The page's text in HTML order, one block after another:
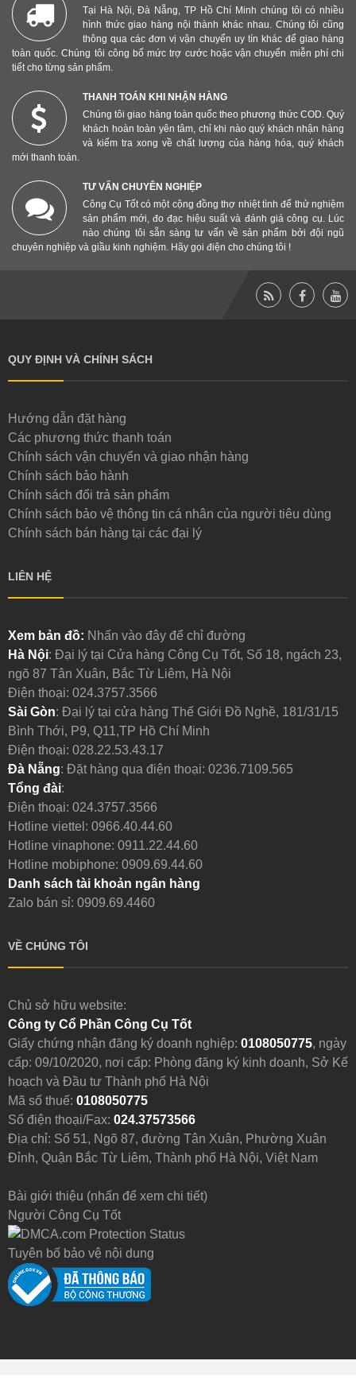
Tại Hà Nội, Đà Nẵng, TP Hồ Chí Minh chúng tôi có nhiều
hình thức giao hàng nội thành khác nhau. Chúng tôi cũng
thông qua các đơn vị vận chuyển uy tín khác để giao hàng
toàn quốc. Chúng tôi công bố mức trợ cước hoặc vận chuyển miễn phí chi
tiết cho từng sản phẩm.
THANH TOÁN KHI NHẬN HÀNG
Chúng tôi giao hàng toàn quốc theo phương thức COD. Quý
khách hoàn toàn yên tâm, chỉ khi nào quý khách nhận hàng
và kiểm tra xong về chất lượng của hàng hóa, quý khách
mới thanh toán.
TƯ VẤN CHUYÊN NGHIỆP
Công Cụ Tốt có một cộng đồng thợ nhiệt tình để thử nghiệm
sản phẩm mới, đo đạc hiệu suất và đánh giá công cụ. Lúc
nào chúng tôi sẵn sàng tư vấn về sản phẩm bởi đội ngũ
chuyên nghiệp và giầu kinh nghiệm. Hãy gọi điện cho chúng tôi !
QUY ĐỊNH VÀ CHÍNH SÁCH
Hướng dẫn đặt hàng
Các phương thức thanh toán
Chính sách vận chuyển và giao nhận hàng
Chính sách bảo hành
Chính sách đổi trả sản phẩm
Chính sách bảo vệ thông tin cá nhân của người tiêu dùng
Chính sách bán hàng tại các đại lý
LIÊN HỆ
Xem bản đồ: Nhấn vào đây để chỉ đường
Hà Nội: Đại lý tại Cửa hàng Công Cụ Tốt, Số 18, ngách 23,
ngõ 87 Tân Xuân, Bắc Từ Liêm, Hà Nội
Điện thoại: 024.3757.3566
Sài Gòn: Đại lý tại cửa hàng Thế Giới Đồ Nghề, 181/31/15
Bình Thới, P9, Q11,TP Hồ Chí Minh
Điện thoại: 028.22.53.43.17
Đà Nẵng: Đặt hàng qua điện thoại: 0236.7109.565
Tổng đài:
Điện thoại: 024.3757.3566
Hotline viettel: 0966.40.44.60
Hotline vinaphone: 0911.22.44.60
Hotline mobiphone: 0909.69.44.60
Danh sách tài khoản ngân hàng
Zalo bán sỉ: 0909.69.4460
VỀ CHÚNG TÔI
Chủ sở hữu website:
Công ty Cổ Phần Công Cụ Tốt
Giấy chứng nhận đăng ký doanh nghiệp: 0108050775, ngày
cấp: 09/10/2020, nơi cấp: Phòng đăng ký kinh doanh, Sở Kế
hoạch và Đầu tư Thành phố Hà Nội
Mã số thuế: 0108050775
Số điện thoại/Fax: 024.37573566
Địa chỉ: Số 51, Ngõ 87, đường Tân Xuân, Phường Xuân
Đỉnh, Quận Bắc Từ Liêm, Thành phố Hà Nội, Việt Nam
Bài giới thiệu (nhấn để xem chi tiết)
Người Công Cụ Tốt
Tuyên bố bảo vệ nội dung